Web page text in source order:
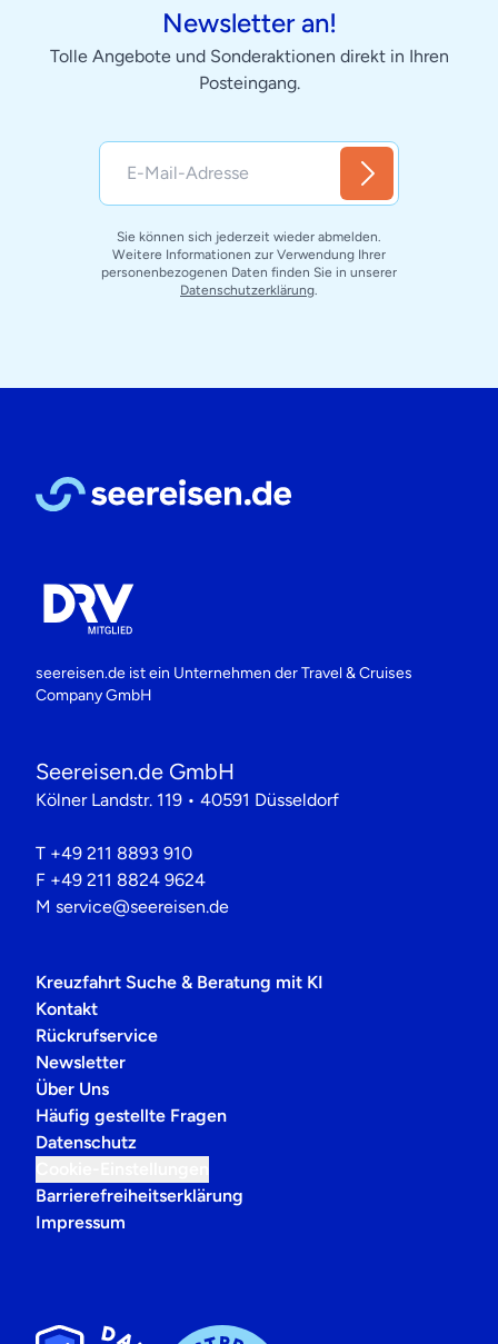
Newsletter an!
Tolle Angebote und Sonderaktionen direkt in Ihren
Posteingang.
Sie können sich jederzeit wieder abmelden.
Weitere Informationen zur Verwendung Ihrer
personenbezogenen Daten finden Sie in unserer
Datenschutzerklärung
seereisen.de ist ein Unternehmen derTravel & Cruises
Company GmbH
Seereisen.de GmbH
Kölner Landstr. 119 • 40591 Düsseldorf
T +49 211 8893 910
F +49 211 8824 9624
M service@seereisen.de
Kreuzfahrt Suche & Beratung mit KI
Kontakt
Rückrufservice
Newsletter
Über Uns
Häufig gestellte Fragen
Datenschutz
Barrierefreiheitserklärung
Impressum